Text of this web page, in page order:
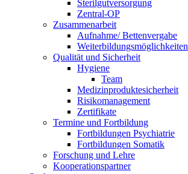
Sterilgutversorgung
Zentral-OP
Zusammenarbeit
Aufnahme/ Bettenvergabe
Weiterbildungsmöglichkeiten
Qualität und Sicherheit
Hygiene
Team
Medizinproduktesicherheit
Risikomanagement
Zertifikate
Termine und Fortbildung
Fortbildungen Psychiatrie
Fortbildungen Somatik
Forschung und Lehre
Kooperationspartner